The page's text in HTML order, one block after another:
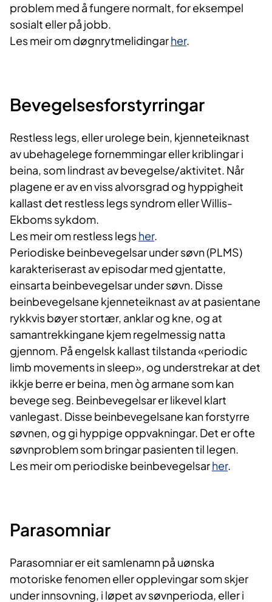
problem med å fungere normalt, for eksempel
sosialt eller på jobb.
Les meir om døgnrytmelidingarher.
Bevegelsesforstyrringar
Restless legs, eller urolege bein, kjenneteiknast
av ubehagelege fornemmingar eller kriblingar i
beina, som lindrast av bevegelse/aktivitet. Når
plagene er av en viss alvorsgrad og hyppigheit
kallast det restless legs syndrom eller Willis-
Ekboms sykdom.
Les meir om restless legsher.
Periodiske beinbevegelsar under søvn (PLMS)
karakteriserast av episodar med gjentatte,
einsarta beinbevegelsar under søvn. Disse
beinbevegelsane kjenneteiknast av at pasientane
rykkvis bøyer stortær, anklar og kne, og at
samantrekkingane kjem regelmessig natta
gjennom. På engelsk kallast tilstanda «periodic
limb movements in sleep», og understrekar at det
ikkje berre er beina, men òg armane som kan
bevege seg. Beinbevegelsar er likevel klart
vanlegast. Disse beinbevegelsane kan forstyrre
søvnen, og gi hyppige oppvakningar. Det er ofte
søvnproblem som bringar pasienten til legen.
Les meir om periodiske beinbevegelsarher.
Parasomniar
Parasomniar er eit samlenamn på uønska
motoriske fenomen eller opplevingar som skjer
under innsovning, i løpet av søvnperioda, eller i